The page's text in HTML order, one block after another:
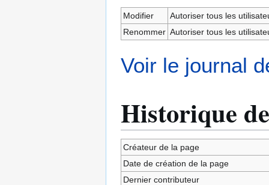
Modifier
Autoriser tous les
Renommer Autoriser tous les
Voir le journal
Historique
Créateur de la page
Date de création de la page
Dernier contributeur